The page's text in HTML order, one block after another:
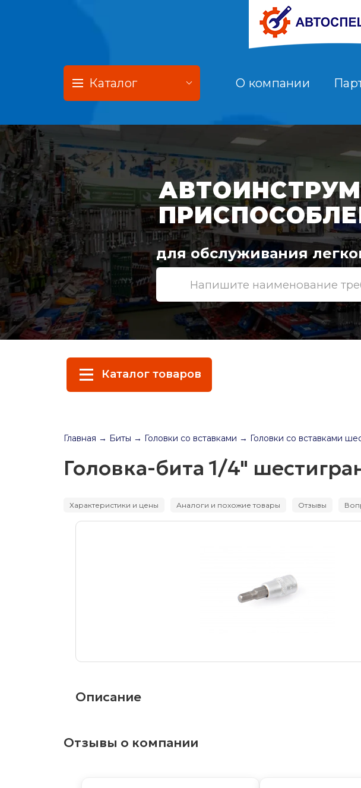
Каталог О компании
для обслуживания
Каталог товаров
Главная → Биты → Головки со вставками → Головки со вставками
Головка-бита 1/4"
Характеристики и цены Аналоги и похожие товары Отзывы
Описание
Отзывы о компании